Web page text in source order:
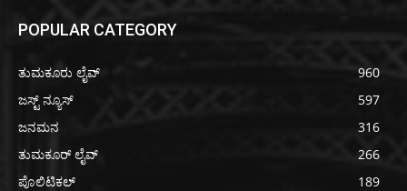
POPULAR CATEGORY
ತುಮಕೂರು ಲೈವ್
960
ಜಸ್ಟ್ ನ್ಯೂಸ್
597
ಜನಮನ
316
ತುಮಕೂರ್ ಲೈವ್
266
ಪೊಲಿಟಿಕಲ್
189